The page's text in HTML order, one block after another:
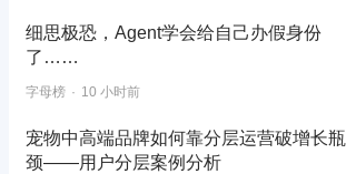
细思极恐，Agent学会给自己办假身份
了……
字母榜 10 小时前
宠物中高端品牌如何靠分层运营破增长瓶
颈——用户分层案例分析